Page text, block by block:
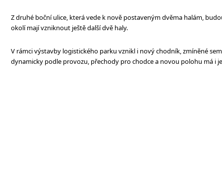
Z druhé boční ulice, která vede k nově postaveným dvěma halám,
okolí mají vzniknout ještě další dvě haly.
V rámci výstavby logistického parku vznikl i nový chodník, zmíněné
dynamicky podle provozu, přechody pro chodce a novou polohu má i